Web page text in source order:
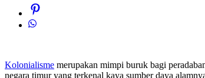
Kolonialisme merupakan mimpi buruk bagi
negara timur yang terkenal kaya sumber daya